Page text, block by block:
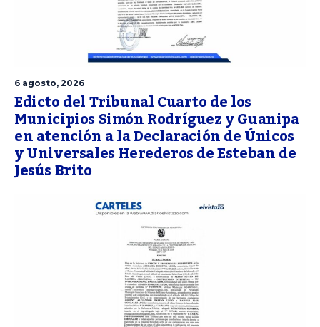
6 agosto, 2026
Edicto del Tribunal Cuarto de los
Municipios Simón Rodríguez y Guanipa
en atención a la Declaración de Únicos
y Universales Herederos de Esteban de
Jesús Brito